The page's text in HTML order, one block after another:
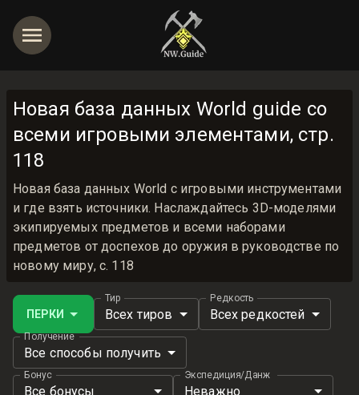
Новая база данных World guide со
всеми игровыми элементами, стр.
118
Новая база данных World с игровыми инструментами
и где взять источники. Наслаждайтесь 3D-моделями
экипируемых предметов и всеми наборами
предметов от доспехов до оружия в руководстве по
новому миру, с. 118
ПЕРКИ
Тир
Всех тиров
Редкость
Всех редкостей
Получение
Все способы получить
Бонус
Все бонусы
Экспедиция/Данж
Неважно